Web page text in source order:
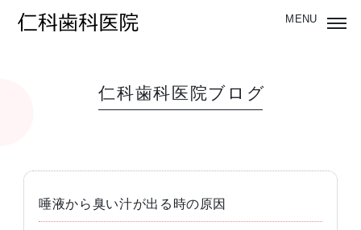
仁科歯科医院ブログ
唾液から臭い汁が出る時の原因